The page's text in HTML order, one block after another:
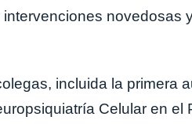
novedosas
incluida la primera
Celular en